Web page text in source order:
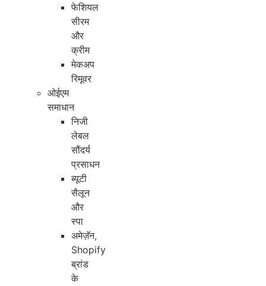
फेशियल
सीरम
और
क्रीम
मेकअप
रिमूवर
ओईएम
समाधान
निजी
लेबल
सौंदर्य
प्रसाधन
ब्यूटी
सैलून
और
स्पा
अमेज़ॅन,
Shopify
ब्रांड
के